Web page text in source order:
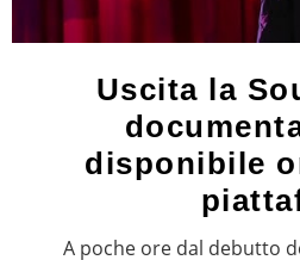
Uscita la
disponibile
A poche ore dal debutto